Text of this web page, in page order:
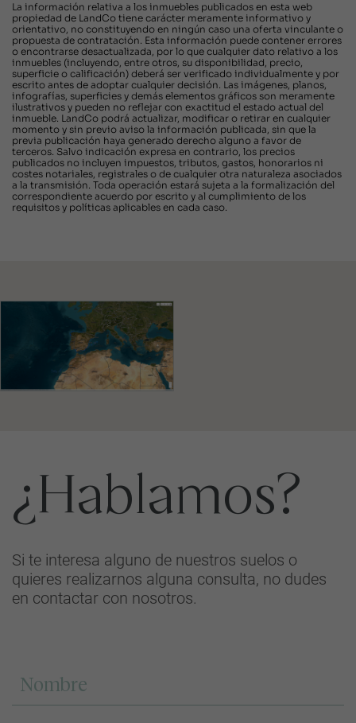
La información relativa a los inmuebles publicados en esta web
propiedad de LandCo tiene carácter meramente informativo y
orientativo, no constituyendo en ningún caso una oferta vinculante o
propuesta de contratación. Esta información puede contener errores
o encontrarse desactualizada, por lo que cualquier dato relativo a los
inmuebles (incluyendo, entre otros, su disponibilidad, precio,
superficie o calificación) deberá ser verificado individualmente y por
escrito antes de adoptar cualquier decisión. Las imágenes, planos,
infografías, superficies y demás elementos gráficos son meramente
ilustrativos y pueden no reflejar con exactitud el estado actual del
inmueble. LandCo podrá actualizar, modificar o retirar en cualquier
momento y sin previo aviso la información publicada, sin que la
previa publicación haya generado derecho alguno a favor de
terceros. Salvo indicación expresa en contrario, los precios
publicados no incluyen impuestos, tributos, gastos, honorarios ni
costes notariales, registrales o de cualquier otra naturaleza asociados
a la transmisión. Toda operación estará sujeta a la formalización del
correspondiente acuerdo por escrito y al cumplimiento de los
requisitos y políticas aplicables en cada caso.
¿Hablamos?
Si te interesa alguno de nuestros suelos o
quieres realizarnos alguna consulta, no dudes
en contactar con nosotros.